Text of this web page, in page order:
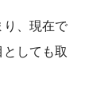
り、現在で
しても取